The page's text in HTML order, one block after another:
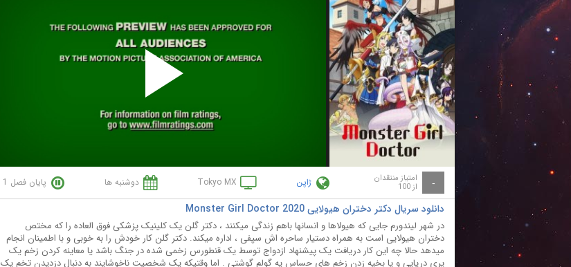
Play
Video
- امتیاز منتقدان
از 100 ژاپن Tokyo MX دوشنبه ها پایان فصل 1
دانلود سریال دکتر دختران هیولایی Monster Girl Doctor 2020
در شهر لیندورم جایی که هیولاها و انسانها باهم زندگی میکنند ، دکتر گلن یک کلینیک پزشکی فوق العاده را که مختص
دختران هیولایی است به همراه دستیار ساحره اش سپفی ، اداره میکند. دکتر گلن کار خودش را به خوبی و با اطمینان انجام
میدهد حالا چه این کار دریافت یک پیشنهاد ازدواج توسط یک قنطورس زخمی شده در جنگ باشد یا معاینه کردن زخم یک
پری دریایی و یا بخیه زدن زخم های حساس یه گولم گوشتی . اما وقتیکه یک شخصیت ناخوشایند به دنبال دزدیدن تخم یک